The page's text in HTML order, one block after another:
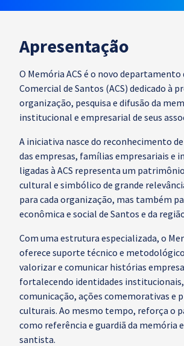
Apresentação
O Memória ACS é o novo departamento
Comercial de Santos (ACS) dedicado à
organização, pesquisa e difusão da
institucional e empresarial de seus
A iniciativa nasce do reconhecimento
das empresas, famílias empresariais e
ligadas à ACS representa um
cultural e simbólico de grande
para cada organização, mas também
econômica e social de Santos e da
Com uma estrutura especializada, o
oferece suporte técnico e
valorizar e comunicar histórias
fortalecendo identidades
comunicação, ações comemorativas e
culturais. Ao mesmo tempo, reforça o
como referência e guardiã da memória
santista.